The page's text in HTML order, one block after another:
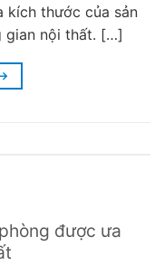
kích thước của sản
gian nội thất. […]
→
được ưa